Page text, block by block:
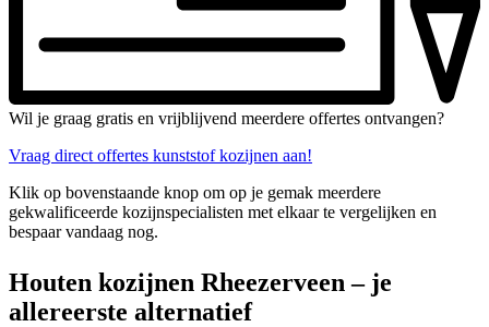
Wil je graag gratis en vrijblijvend meerdere offertes ontvangen?
Vraag direct offertes kunststof kozijnen aan!
Klik op bovenstaande knop om op je gemak meerdere
gekwalificeerde kozijnspecialisten met elkaar te vergelijken en
bespaar vandaag nog.
Houten kozijnen Rheezerveen – je
allereerste alternatief